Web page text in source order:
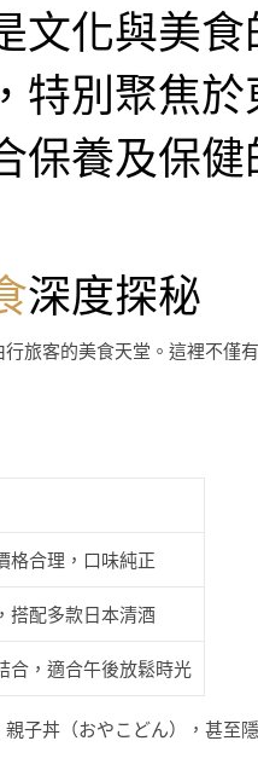
文化與美
特別聚焦於
保養及保
深度探秘
旅客的美食天堂。這裡不僅
格合理，口味純正
搭配多款日本清酒
合，適合午後放鬆時光
子丼（おやこどん），甚至